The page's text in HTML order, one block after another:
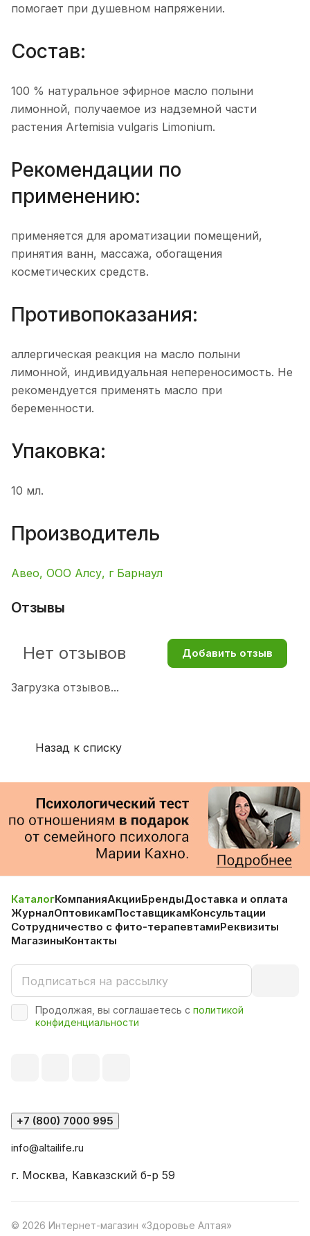
помогает при душевном напряжении.
Состав:
100 % натуральное эфирное масло полыни
лимонной, получаемое из надземной части
растения Artemisia vulgaris Limonium.
Рекомендации по
применению:
применяется для ароматизации помещений,
принятия ванн, массажа, обогащения
косметических средств.
Противопоказания:
аллергическая реакция на масло полыни
лимонной, индивидуальная непереносимость. Не
рекомендуется применять масло при
беременности.
Упаковка:
10 мл.
Производитель
Авео, ООО Алсу, г Барнаул
Отзывы
Загрузка отзывов...
Нет отзывов Добавить отзыв
Назад к списку
КаталогКомпанияАкцииБрендыДоставка и оплата
ЖурналОптовикамПоставщикамКонсультации
Сотрудничество с фито-терапевтамиРеквизиты
МагазиныКонтакты
Продолжая, вы соглашаетесь с политикой
конфиденциальности
+7 (800) 7000 995
info@altailife.ru
г. Москва, Кавказский б-р 59
© 2026 Интернет-магазин «Здоровье Алтая»